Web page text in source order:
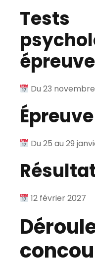
Tests
Du 23
Du 25 au 29
12 février 2027